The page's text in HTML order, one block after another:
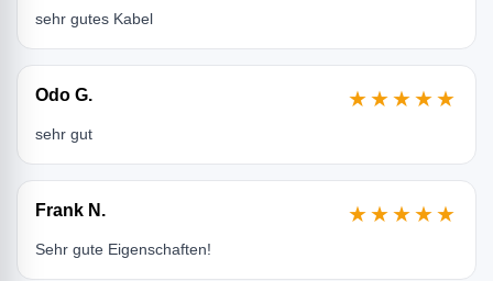
sehr gutes Kabel
Odo G. ★★★★★
sehr gut
Frank N. ★★★★★
Sehr gute Eigenschaften!